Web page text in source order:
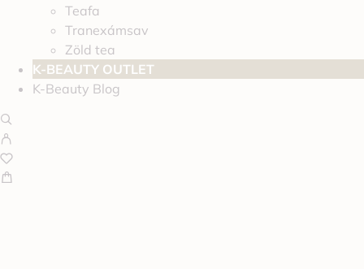
Teafa
Tranexámsav
Zöld tea
K-BEAUTY OUTLET
K-Beauty Blog